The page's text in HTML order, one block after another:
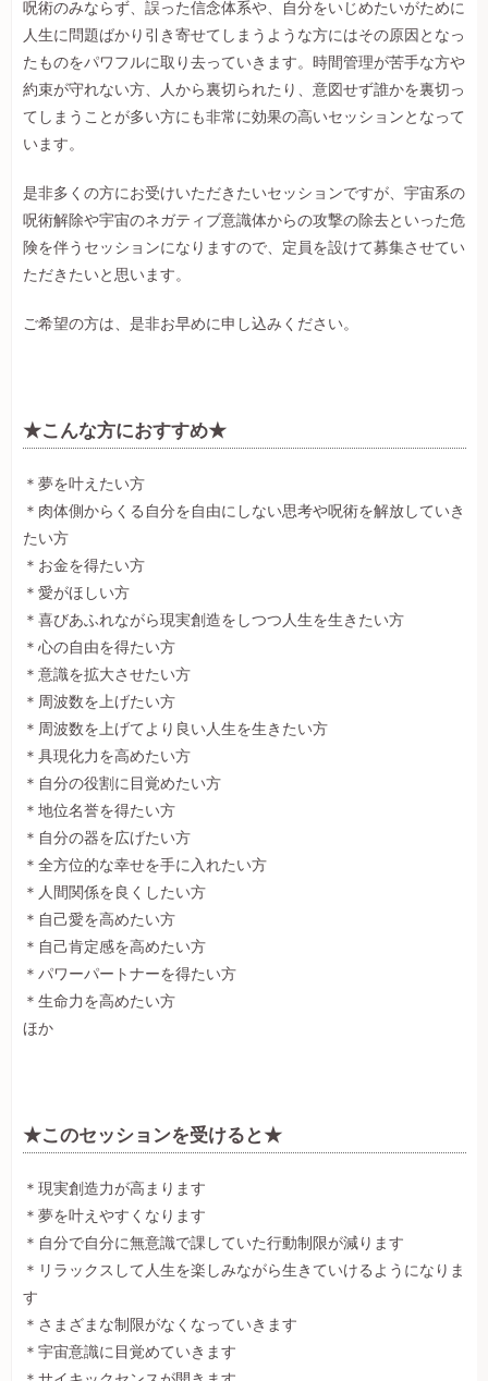
呪術のみならず、誤った信念体系や、自分をいじめたいがために
人生に問題ばかり引き寄せてしまうような方にはその原因となっ
たものをパワフルに取り去っていきます。時間管理が苦手な方や
約束が守れない方、人から裏切られたり、意図せず誰かを裏切っ
てしまうことが多い方にも非常に効果の高いセッションとなって
います。
是非多くの方にお受けいただきたいセッションですが、宇宙系の
呪術解除や宇宙のネガティブ意識体からの攻撃の除去といった危
険を伴うセッションになりますので、定員を設けて募集させてい
ただきたいと思います。
ご希望の方は、是非お早めに申し込みください。
★こんな方におすすめ★
＊夢を叶えたい方
＊肉体側からくる自分を自由にしない思考や呪術を解放していき
たい方
＊お金を得たい方
＊愛がほしい方
＊喜びあふれながら現実創造をしつつ人生を生きたい方
＊心の自由を得たい方
＊意識を拡大させたい方
＊周波数を上げたい方
＊周波数を上げてより良い人生を生きたい方
＊具現化力を高めたい方
＊自分の役割に目覚めたい方
＊地位名誉を得たい方
＊自分の器を広げたい方
＊全方位的な幸せを手に入れたい方
＊人間関係を良くしたい方
＊自己愛を高めたい方
＊自己肯定感を高めたい方
＊パワーパートナーを得たい方
＊生命力を高めたい方
ほか
★このセッションを受けると★
＊現実創造力が高まります
＊夢を叶えやすくなります
＊自分で自分に無意識で課していた行動制限が減ります
＊リラックスして人生を楽しみながら生きていけるようになりま
す
＊さまざまな制限がなくなっていきます
＊宇宙意識に目覚めていきます